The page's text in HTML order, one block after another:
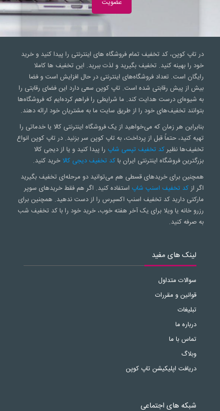
در تاپ کوپن، کد تخفیف تمام فروشگاه های اینترنتی را پیدا کنید و خرید
خود را بهینه کنید. تخفیف بگیرید و لذت ببرید. این تخفیف ها کاملا
رایگان است. تعداد فروشگاه‌های اینترنتی در حال افزایش است و فضا
بیش از پیش رقابتی شده است. تاپ کوپن سعی‌ دارد این فضای رقابتی را
به شیوه‌ای درست هدایت کند. ما شرایطی را فراهم کرده‌ایم که فروشگاه‌ها
بتوانند تخفیف‌های خود را از طریق سایت ما به مشتریان خود ارائه دهند.
بنابراین هر زمان که می‌خواهید از یک فروشگاه اینترنتی کالا یا خدماتی را
تهیه کنید، حتماً قبل از پرداخت، به تاپ کوپن سر بزنید. در تاپ کوپن انواع
تخفیف‌ها نظیرکد تخفیف تپسی شاپ را پیدا کنید و یا از دیجی کالا
بزرگترین فروشگاه اینترنتی ایران باکد تخفیف دیجی کالا خرید کنید.
همچنین برای خریدهای قسطی هم می‌توانید دو مرحله‌ای تخفیف بگیرید
اگر ازکد تخفیف اسنپ شاپ استفاده کنید. اگر هم فقط خریدهای سوپر
مارکتی دارید کد تخفیف اسنپ اکسپرس را از دست ندهید. همچنین برای
رزرو خانه یا ویلا برای یک آخر هفته خوب، خرید خود را با کد تخفیف شب
به صرفه کنید.
لینک های مفید
سوالات متداول
قوانین و مقررات
تبلیغات
درباره ما
تماس با ما
وبلاگ
دریافت اپلیکیشن تاپ کوپن
شبکه های اجتماعی